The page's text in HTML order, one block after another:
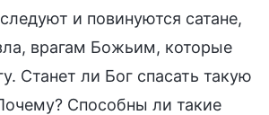
и повинуются сатане,
врагам Божьим, которые
Станет ли Бог спасать такую
Способны ли такие